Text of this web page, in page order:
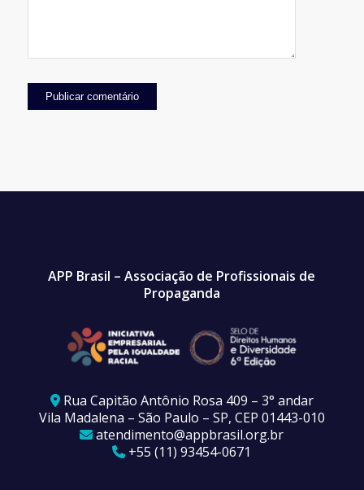
APP Brasil – Associação de Profissionais de
Propaganda
Rua Capitão Antônio Rosa 409 – 3° andar
Vila Madalena – São Paulo – SP, CEP 01443-010
atendimento@appbrasil.org.br
+55 (11) 93454-0671